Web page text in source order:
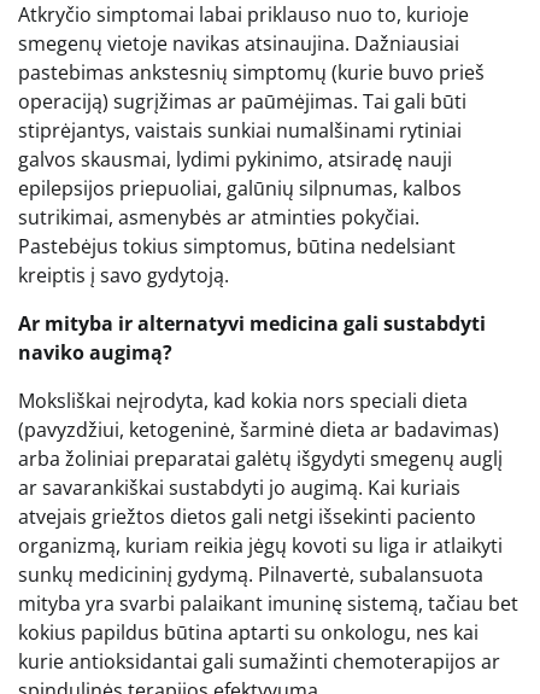
Atkryčio simptomai labai priklauso nuo to, kurioje
smegenų vietoje navikas atsinaujina. Dažniausiai
pastebimas ankstesnių simptomų (kurie buvo prieš
operaciją) sugrįžimas ar paūmėjimas. Tai gali būti
stiprėjantys, vaistais sunkiai numalšinami rytiniai
galvos skausmai, lydimi pykinimo, atsiradę nauji
epilepsijos priepuoliai, galūnių silpnumas, kalbos
sutrikimai, asmenybės ar atminties pokyčiai.
Pastebėjus tokius simptomus, būtina nedelsiant
kreiptis į savo gydytoją.
Ar mityba ir alternatyvi medicina gali sustabdyti
naviko augimą?
Moksliškai neįrodyta, kad kokia nors speciali dieta
(pavyzdžiui, ketogeninė, šarminė dieta ar badavimas)
arba žoliniai preparatai galėtų išgydyti smegenų auglį
ar savarankiškai sustabdyti jo augimą. Kai kuriais
atvejais griežtos dietos gali netgi išsekinti paciento
organizmą, kuriam reikia jėgų kovoti su liga ir atlaikyti
sunkų medicininį gydymą. Pilnavertė, subalansuota
mityba yra svarbi palaikant imuninę sistemą, tačiau bet
kokius papildus būtina aptarti su onkologu, nes kai
kurie antioksidantai gali sumažinti chemoterapijos ar